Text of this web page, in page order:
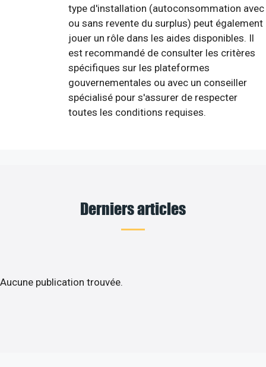
type d'installation (autoconsommation avec
ou sans revente du surplus) peut également
jouer un rôle dans les aides disponibles. Il
est recommandé de consulter les critères
spécifiques sur les plateformes
gouvernementales ou avec un conseiller
spécialisé pour s'assurer de respecter
toutes les conditions requises.
Derniers articles
Aucune publication trouvée.